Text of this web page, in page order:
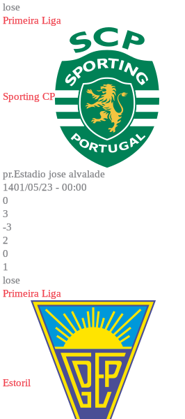
lose
Primeira Liga
Sporting CP
pr.Estadio jose alvalade
1401/05/23 - 00:00
0
3
-3
2
0
1
lose
Primeira Liga
Estoril